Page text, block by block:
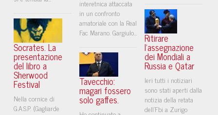
Socrates. La
presentazione
del libro a
Sherwood
Festival
Nella cornice di
G.A.S.P. (Gagliarde
interetnica attaccata
in un confronto
amatoriale con la Real
Fac Marano. Gargiulo...
Tavecchio:
magari fossero
solo gaffes.
Ritirare
l'assegnazione
dei Mondiali a
Russia e Qatar
Ieri tutti i notiziari
sono stati aperti dalla
notizia della retata
dell'Fbi a Zurigo